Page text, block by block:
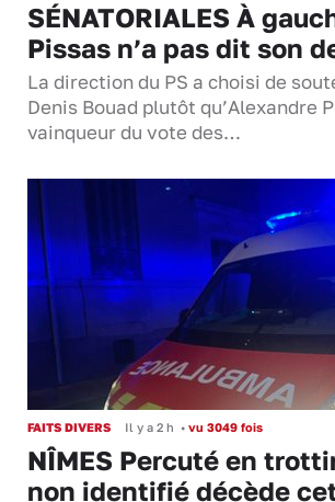
SÉNATORIALES À
Pissas n’a pas dit son
La direction du PS a choisi de
Denis Bouad plutôt qu’Alexandre
vainqueur du vote des…
FAITS DIVERS Il y a 2 h • vu 3049 fois
NÎMES Percuté en
non identifié décède